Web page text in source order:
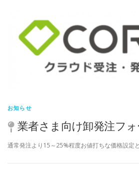
お知らせ
業者さま向け卸発注フ
通常発注より15～25%程度お値打ちな価格設定